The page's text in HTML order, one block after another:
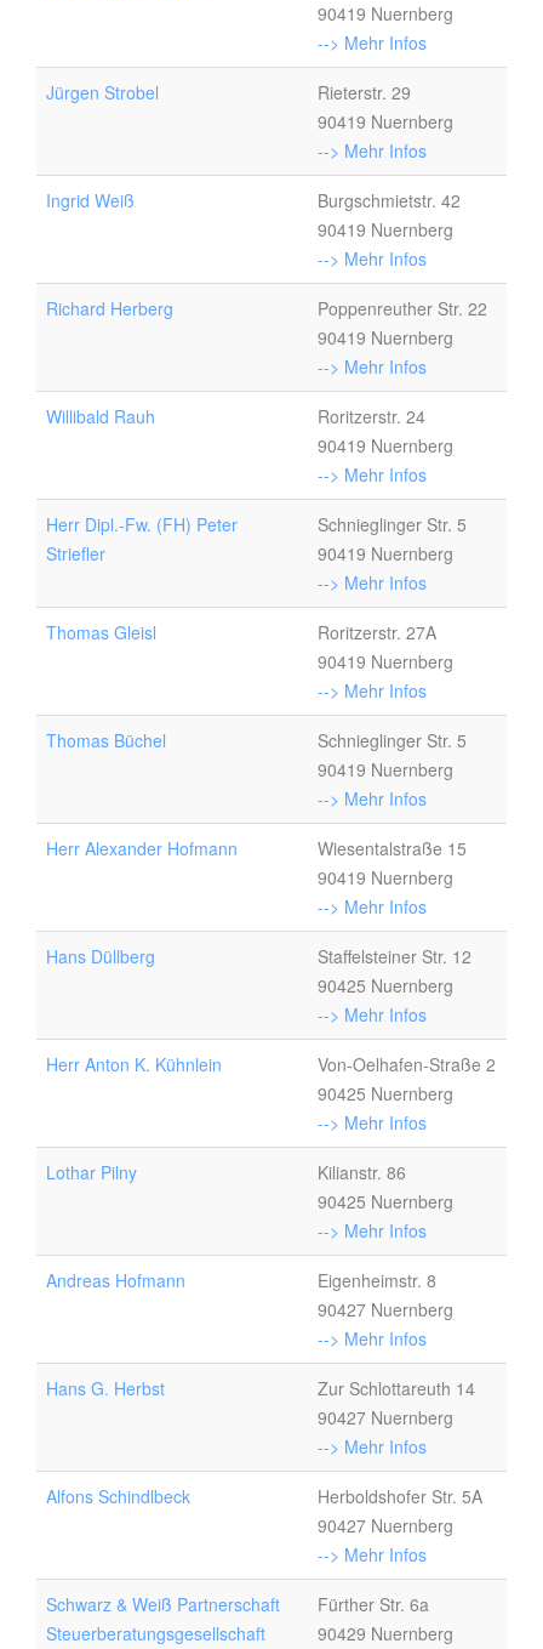
90419 Nuernberg
--> Mehr Infos
Jürgen Strobel
Rieterstr. 29
90419 Nuernberg
--> Mehr Infos
Ingrid Weiß
Burgschmietstr. 42
90419 Nuernberg
--> Mehr Infos
Richard Herberg
Poppenreuther Str. 22
90419 Nuernberg
--> Mehr Infos
Willibald Rauh
Roritzerstr. 24
90419 Nuernberg
--> Mehr Infos
Herr Dipl.-Fw. (FH) Peter
Striefler
Schnieglinger Str. 5
90419 Nuernberg
--> Mehr Infos
Thomas Gleisl
Roritzerstr. 27A
90419 Nuernberg
--> Mehr Infos
Thomas Büchel
Schnieglinger Str. 5
90419 Nuernberg
--> Mehr Infos
Herr Alexander Hofmann
Wiesentalstraße 15
90419 Nuernberg
--> Mehr Infos
Hans Düllberg
Staffelsteiner Str. 12
90425 Nuernberg
--> Mehr Infos
Herr Anton K. Kühnlein
Von-Oelhafen-Straße 2
90425 Nuernberg
--> Mehr Infos
Lothar Pilny
Kilianstr. 86
90425 Nuernberg
--> Mehr Infos
Andreas Hofmann
Eigenheimstr. 8
90427 Nuernberg
--> Mehr Infos
Hans G. Herbst
Zur Schlottareuth 14
90427 Nuernberg
--> Mehr Infos
Alfons Schindlbeck
Herboldshofer Str. 5A
90427 Nuernberg
--> Mehr Infos
Schwarz & Weiß Partnerschaft
Steuerberatungsgesellschaft
Fürther Str. 6a
90429 Nuernberg